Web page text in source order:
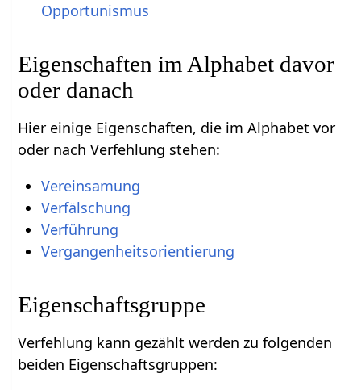
Opportunismus
Eigenschaften im Alphabet davor
oder danach
Hier einige Eigenschaften, die im Alphabet vor
oder nach Verfehlung stehen:
Vereinsamung
Verfälschung
Verführung
Vergangenheitsorientierung
Eigenschaftsgruppe
Verfehlung kann gezählt werden zu folgenden
beiden Eigenschaftsgruppen: